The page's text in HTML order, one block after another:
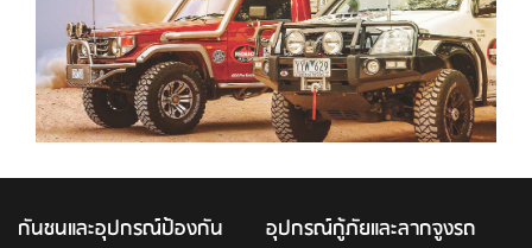
กันชนและอุปกรณ์ป้องกัน อุปกรณ์กู้ภัยและลากจูงรถ